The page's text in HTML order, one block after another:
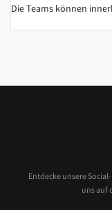
Die Teams können
Entdecke unsere
uns auf